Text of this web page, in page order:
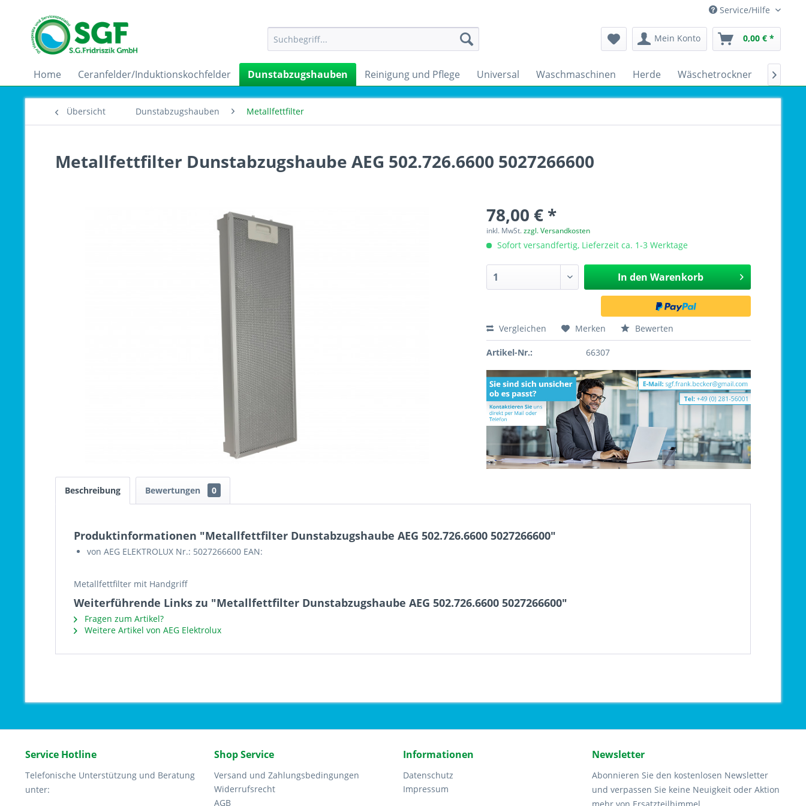
Service/Hilfe
Mein Konto 0,00 € *
Home Ceranfelder/Induktionskochfelder Dunstabzugshauben Reinigung und Pflege Universal Waschmaschinen Herde Wäschetrockner 
Übersicht Dunstabzugshauben Metallfettfilter
Metallfettfilter Dunstabzugshaube AEG 502.726.6600 5027266600
78,00 € *
inkl. MwSt.zzgl. Versandkosten
Sofort versandfertig, Lieferzeit ca. 1-3 Werktage
In den Warenkorb
Vergleichen Merken Bewerten
Artikel-Nr.: 66307
Beschreibung Bewertungen 0
Produktinformationen "Metallfettfilter Dunstabzugshaube AEG 502.726.6600 5027266600"
von AEG ELEKTROLUX Nr.: 5027266600 EAN:
Metallfettfilter mit Handgriff
Weiterführende Links zu "Metallfettfilter Dunstabzugshaube AEG 502.726.6600 5027266600"
Fragen zum Artikel?
Weitere Artikel von AEG Elektrolux
Service Hotline
Telefonische Unterstützung und Beratung
unter:
Shop Service
Versand und Zahlungsbedingungen
Widerrufsrecht
AGB
Informationen
Datenschutz
Impressum
Newsletter
Abonnieren Sie den kostenlosen Newsletter
und verpassen Sie keine Neuigkeit oder Aktion